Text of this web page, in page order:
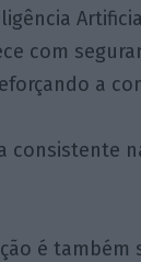
com
a
consistente
é